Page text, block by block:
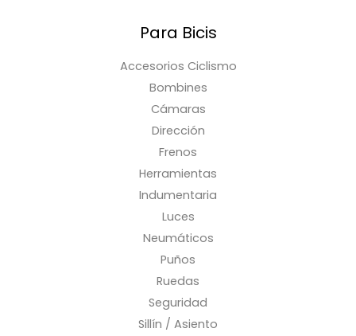
Para Bicis
Accesorios Ciclismo
Bombines
Cámaras
Dirección
Frenos
Herramientas
Indumentaria
Luces
Neumáticos
Puños
Ruedas
Seguridad
Sillín / Asiento